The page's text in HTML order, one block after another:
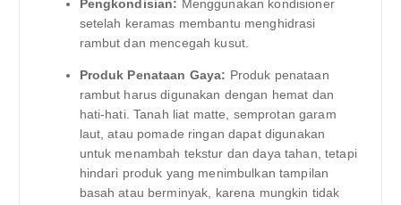
Pengkondisian: Menggunakan kondisioner
setelah keramas membantu menghidrasi
rambut dan mencegah kusut.
Produk Penataan Gaya: Produk penataan
rambut harus digunakan dengan hemat dan
hati-hati. Tanah liat matte, semprotan garam
laut, atau pomade ringan dapat digunakan
untuk menambah tekstur dan daya tahan, tetapi
hindari produk yang menimbulkan tampilan
basah atau berminyak, karena mungkin tidak